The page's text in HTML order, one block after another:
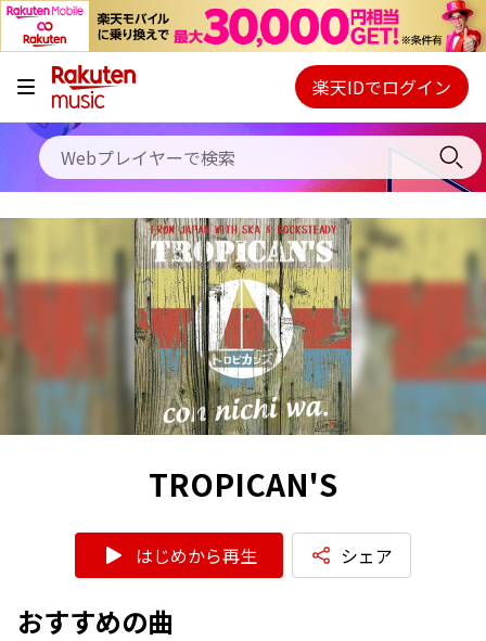
キャンペーン
料金プラン
使い方
初回30日間無料お試し
Webプレイヤー
ご契約内容の確認・変更
楽天IDでログイン
TROPICAN'S
はじめから再生 シェア
おすすめの曲